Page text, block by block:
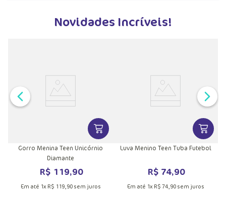
Novidades Incríveis!
VER MAIS INFORMAÇÕES DO
Gorro Menina Teen Unicórnio
Diamante
R$ 119,90
Em até 1x R$ 119,90sem juros
VER
Luva Menino Teen Tuba Futebol
R$ 74,90
Em até 1x R$ 74,90sem juros